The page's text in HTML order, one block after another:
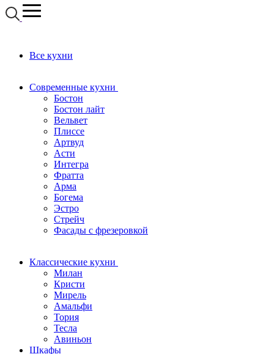
Все кухни
Современные кухни
Бостон
Бостон лайт
Вельвет
Плиссе
Артвуд
Асти
Интегра
Фратта
Арма
Богема
Эстро
Стрейч
Фасады с фрезеровкой
Классические кухни
Милан
Кристи
Мирель
Амальфи
Тория
Тесла
Авиньон
Шкафы